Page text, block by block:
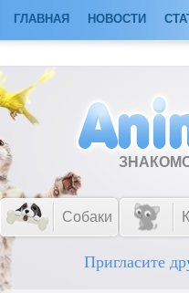
ГЛАВНАЯ НОВОСТИ
Собаки
Пригласите